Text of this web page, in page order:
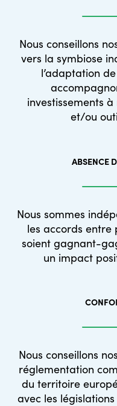
Nous conseillons
vers la symbiose
l’adaptation
investissements
et/ou
ABSENCE
Nous sommes
les accords entre
soient gagnant-
un impact
Nous conseillons
réglementation
du territoire
avec les